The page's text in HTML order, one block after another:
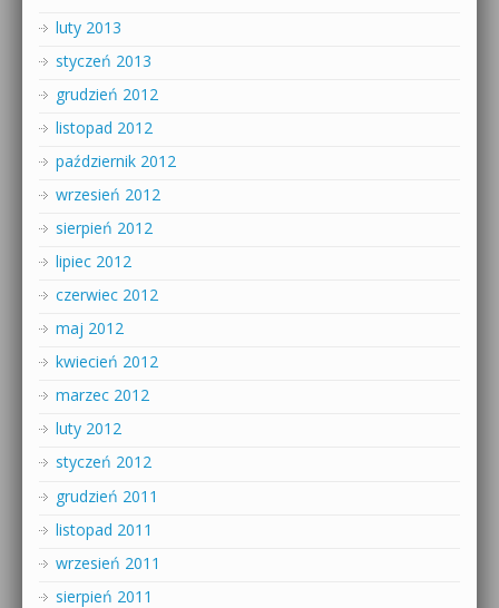
luty 2013
styczeń 2013
grudzień 2012
listopad 2012
październik 2012
wrzesień 2012
sierpień 2012
lipiec 2012
czerwiec 2012
maj 2012
kwiecień 2012
marzec 2012
luty 2012
styczeń 2012
grudzień 2011
listopad 2011
wrzesień 2011
sierpień 2011